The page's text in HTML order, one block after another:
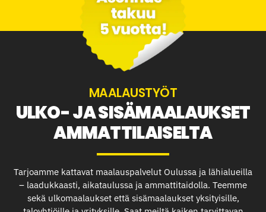
MAALAUSTYÖT
ULKO- JA SISÄMAALAUKSET
AMMATTILAISELTA
Tarjoamme kattavat maalauspalvelut Oulussa ja lähialueilla
– laadukkaasti, aikataulussa ja ammattitaidolla. Teemme
sekä ulkomaalaukset että sisämaalaukset yksityisille,